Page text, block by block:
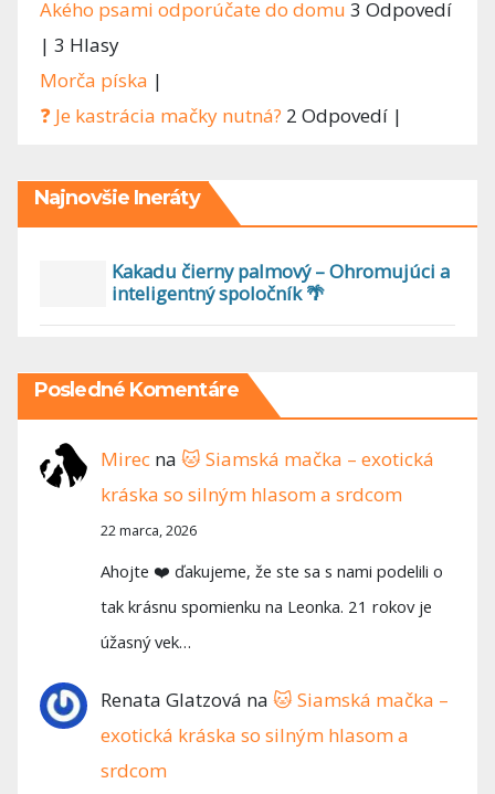
Akého psami odporúčate do domu 3 Odpovedí
| 3 Hlasy
Morča píska |
❓ Je kastrácia mačky nutná? 2 Odpovedí |
Najnovšie Ineráty
Kakadu čierny palmový – Ohromujúci a
inteligentný spoločník 🌴
Posledné Komentáre
Mirec na🐱 Siamská mačka – exotická
kráska so silným hlasom a srdcom
22 marca, 2026
Ahojte ❤️ ďakujeme, že ste sa s nami podelili o
tak krásnu spomienku na Leonka. 21 rokov je
úžasný vek…
Renata Glatzová na🐱 Siamská mačka –
exotická kráska so silným hlasom a
srdcom